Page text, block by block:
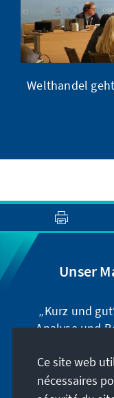
Welthandel
Unser
„Kurz und
Analyse und
Fischer-Bollin
Abständen in
Ce site web
nécessaires